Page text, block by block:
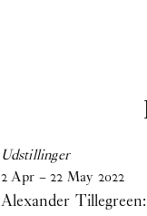
Udstillinger
2 Apr –22 May 2022
Alexander Tillegreen: